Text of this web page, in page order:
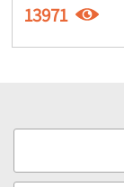
13971